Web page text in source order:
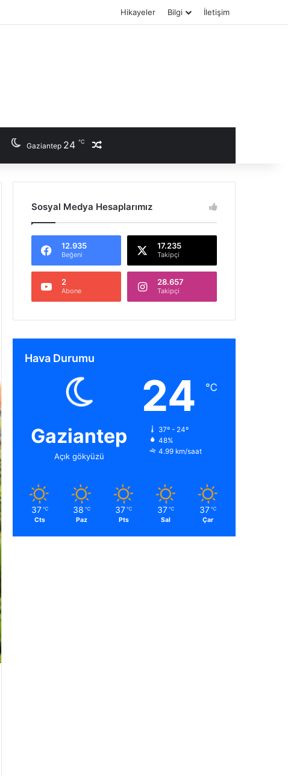
Hikayeler Bilgi İletişim
Gaziantep 24 ℃
Sosyal Medya Hesaplarımız
12.935
Beğeni
17.235
Takipçi
2
Abone
28.657
Takipçi
Hava Durumu
Gaziantep
Açık gökyüzü
24 ℃
37º - 24º
48%
4.99 km/saat
37 ℃
Cts
38 ℃
Paz
37 ℃
Pts
37 ℃
Sal
37 ℃
Çar